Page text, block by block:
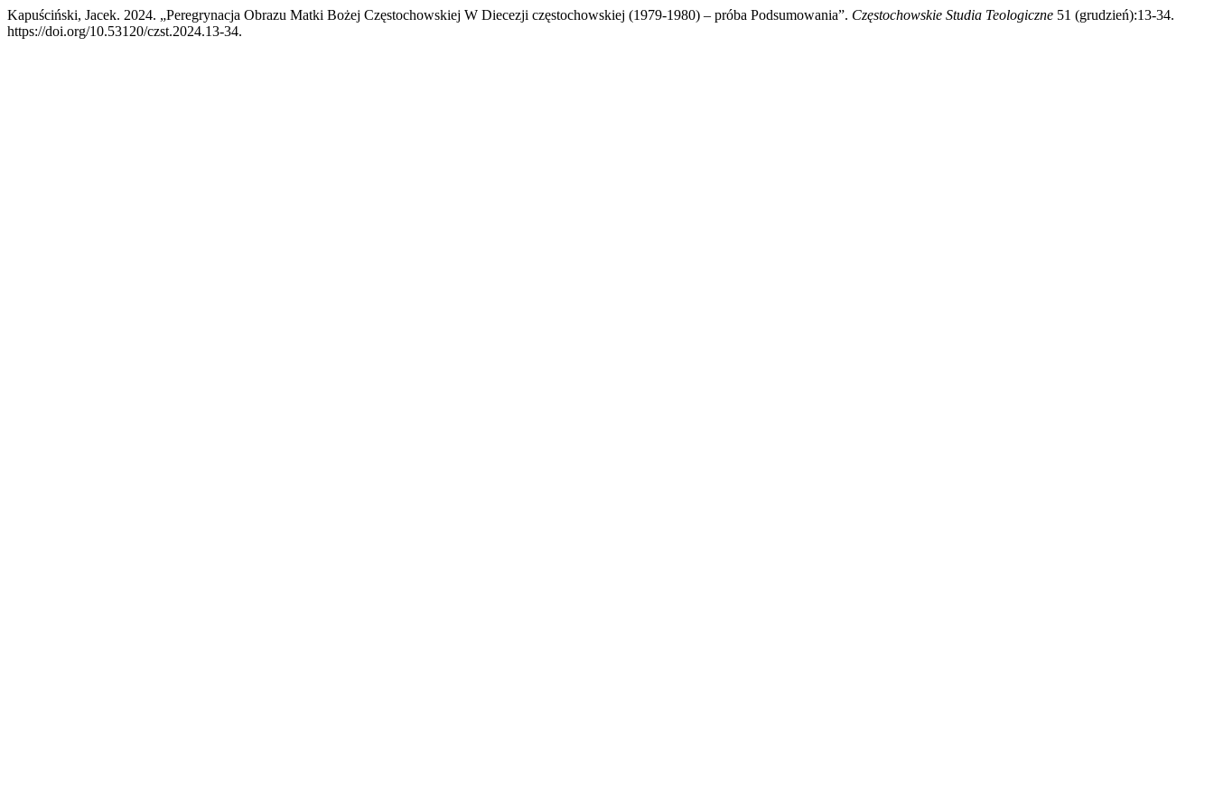
Kapuściński, Jacek. 2024. „Peregrynacja Obrazu Matki Bożej Częstochowskiej W Diecezji częstochowskiej (1979-1980) – próba Podsumowania”. Częstochowskie Studia Teologiczne 51 (grudzień):13-34.
https://doi.org/10.53120/czst.2024.13-34.